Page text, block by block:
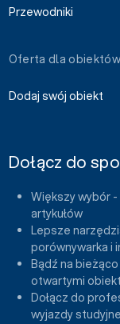
Przewodniki
Oferta dla obiektów
Dodaj swój obiekt
Dołącz do
Większy wybór
artykułów
Lepsze
porównywarka i
Bądź na
otwartymi
Dołącz do
wyjazdy studyjne